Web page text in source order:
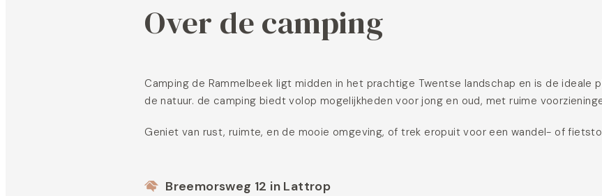
Over de camping
Camping de Rammelbeek ligt midden in het prachtige Twentse landschap en is de ideale
de natuur. de camping biedt volop mogelijkheden voor jong en oud, met ruime
Geniet van rust, ruimte, en de mooie omgeving, of trek eropuit voor een wandel- of
Breemorsweg 12 in Lattrop